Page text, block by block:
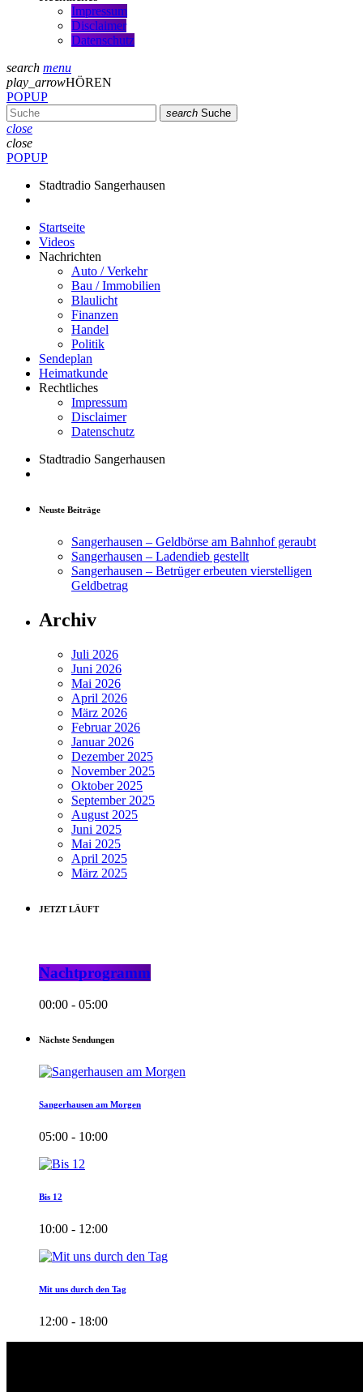
Impressum
Disclaimer
Datenschutz
search menu
play_arrowHÖREN
POPUP
search Suche
close
close
POPUP
Stadtradio Sangerhausen
Startseite
Videos
Nachrichten
Auto / Verkehr
Bau / Immobilien
Blaulicht
Finanzen
Handel
Politik
Sendeplan
Heimatkunde
Rechtliches
Impressum
Disclaimer
Datenschutz
Stadtradio Sangerhausen
Neuste Beiträge
Sangerhausen – Geldbörse am Bahnhof geraubt
Sangerhausen – Ladendieb gestellt
Sangerhausen – Betrüger erbeuten vierstelligen
Geldbetrag
Archiv
Juli 2026
Juni 2026
Mai 2026
April 2026
März 2026
Februar 2026
Januar 2026
Dezember 2025
November 2025
Oktober 2025
September 2025
August 2025
Juni 2025
Mai 2025
April 2025
März 2025
JETZT LÄUFT
Nachtprogramm
00:00 - 05:00
Nächste Sendungen
Sangerhausen am Morgen
05:00 - 10:00
Bis 12
10:00 - 12:00
Mit uns durch den Tag
12:00 - 18:00